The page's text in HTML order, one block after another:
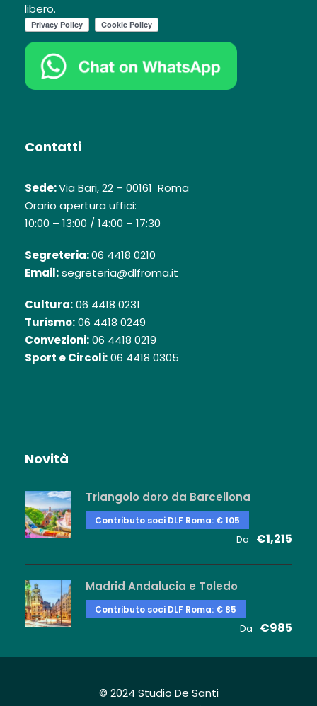
libero.
Contatti
Sede:Via Bari, 22 – 00161 Roma
Orario apertura uffici:
10:00 – 13:00 / 14:00 – 17:30
Segreteria:06 4418 0210
Email:segreteria@dlfroma.it
Cultura:06 4418 0231
Turismo:06 4418 0249
Convezioni:06 4418 0219
Sport e Circoli:06 4418 0305
Novità
Triangolo doro da Barcellona
Contributo soci DLF Roma: € 105
Da €1,215
Madrid Andalucia e Toledo
Contributo soci DLF Roma: € 85
Da €985
© 2024 Studio De Santi